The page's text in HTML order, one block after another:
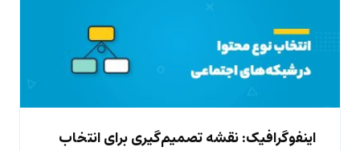
اینفوگرافیک: نقشه تصمیم‌گیری برای انتخاب